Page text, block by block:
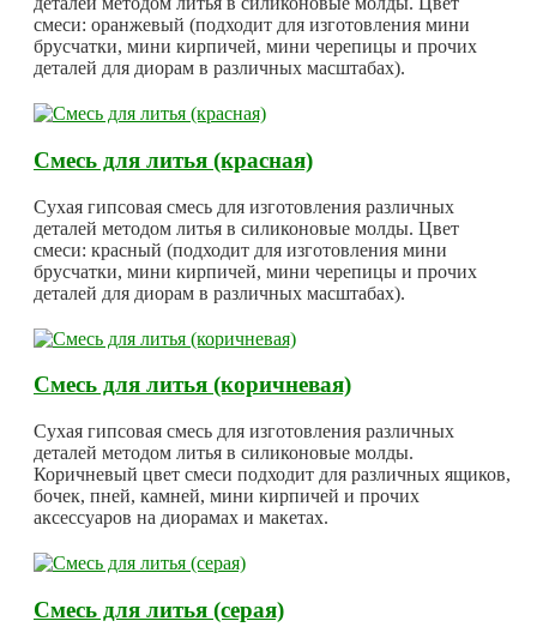
смеси: оранжевый (подходит для изготовления мини
брусчатки, мини кирпичей, мини черепицы и прочих
деталей для диорам в различных масштабах).
Смесь для литья (красная)
Сухая гипсовая смесь для изготовления различных
деталей методом литья в силиконовые молды. Цвет
смеси: красный (подходит для изготовления мини
брусчатки, мини кирпичей, мини черепицы и прочих
деталей для диорам в различных масштабах).
Смесь для литья (коричневая)
Сухая гипсовая смесь для изготовления различных
деталей методом литья в силиконовые молды.
Коричневый цвет смеси подходит для различных ящиков,
бочек, пней, камней, мини кирпичей и прочих
аксессуаров на диорамах и макетах.
Смесь для литья (серая)